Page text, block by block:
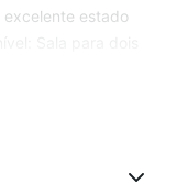
estado
cozinha com
em porcelanato,
com piso em